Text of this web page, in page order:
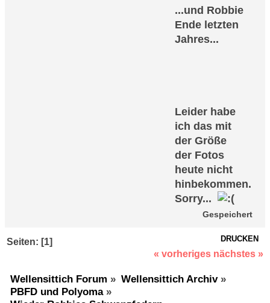
...und Robbie
Ende letzten
Jahres...
Leider habe
ich das mit
der Größe
der Fotos
heute nicht
hinbekommen.
Sorry...
Gespeichert
DRUCKEN
Seiten: [1]
« vorheriges nächstes »
Wellensittich Forum » Wellensittich Archiv»
PBFD und Polyoma»